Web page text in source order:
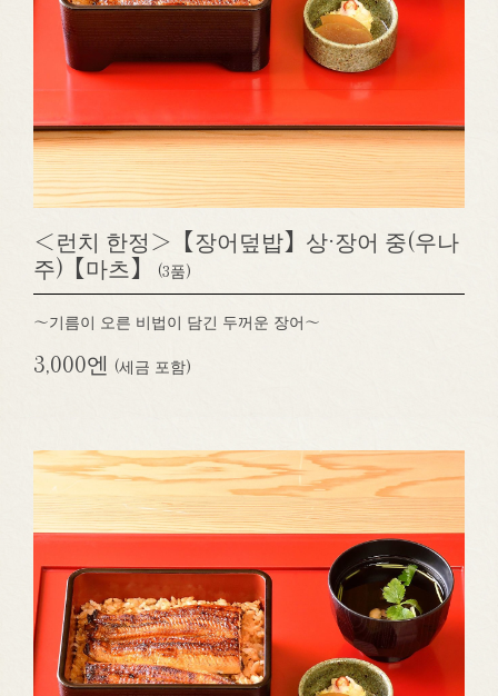
＜런치 한정＞【장어덮밥】상·장어 중(우나
주)【마츠】
(3품)
～기름이 오른 비법이 담긴 두꺼운 장어～
3,000엔 (세금 포함)